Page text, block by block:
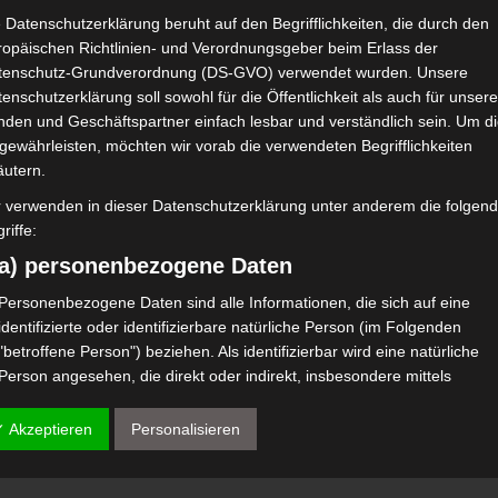
Datenschutzerklärung beruht auf den Begrifflichkeiten, die durch den
Richtlinien- und Verordnungsgeber beim Erlass der
Grundverordnung (DS-GVO) verwendet wurden. Unsere
soll sowohl für die Öffentlichkeit als auch für unsere
und Geschäftspartner einfach lesbar und verständlich sein. Um
möchten wir vorab die verwendeten Begrifflichkeiten
verwenden in dieser Datenschutzerklärung unter anderem die
personenbezogene Daten
Daten sind alle Informationen, die sich auf eine
oder identifizierbare natürliche Person (im Folgenden
Person") beziehen. Als identifizierbar wird eine natürliche
angesehen, die direkt oder indirekt, insbesondere mittels
Standortdaten, zu einer Online-Kennung oder zu einem oder
Merkmalen, die Ausdruck der physischen, physiologischen,
Akzeptieren Personalisieren